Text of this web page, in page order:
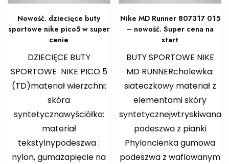
Nowość. dziecięce buty
sportowe nike pico5 w super
cenie
DZIECIĘCE BUTY
SPORTOWE NIKE PICO 5
(TD)materiał wierzchni:
skóra
syntetycznawyściółka:
materiał
tekstylnypodeszwa :
nylon, gumazapięcie na
Nike MD Runner 807317 015
– nowość. Super cena na
start
BUTY SPORTOWE NIKE
MD RUNNERcholewka:
siateczkowy materiał z
elementami skóry
syntetycznejwtryskiwana
podeszwa z pianki
Phyloncienka gumowa
podeszwa z waflowanym